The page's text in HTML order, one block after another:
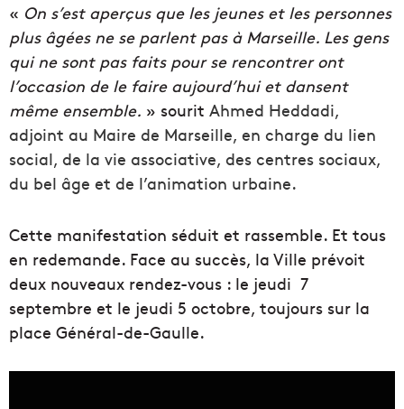
« On s’est aperçus que les jeunes et les personnes
plus âgées ne se parlent pas à Marseille. Les gens
qui ne sont pas faits pour se rencontrer ont
l’occasion de le faire aujourd’hui et dansent
même ensemble. » sourit Ahmed Heddadi,
adjoint au Maire de Marseille, en charge du lien
social, de la vie associative, des centres sociaux,
du bel âge et de l’animation urbaine.
Cette manifestation séduit et rassemble. Et tous
en redemande. Face au succès, la Ville prévoit
deux nouveaux rendez-vous : le jeudi 7
septembre et le jeudi 5 octobre, toujours sur la
place Général-de-Gaulle.